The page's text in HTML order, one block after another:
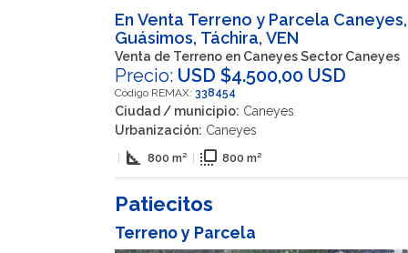
En Venta Terreno y Parcela Caneyes,
Guásimos, Táchira, VEN
Venta de Terreno en Caneyes Sector Caneyes
Precio: USD $4.500,00 USD
Código REMAX: 338454
Ciudad / municipio: Caneyes
Urbanización: Caneyes
| square_foot 800 m² | flip_to_front 800 m²
Patiecitos
Terreno y Parcela